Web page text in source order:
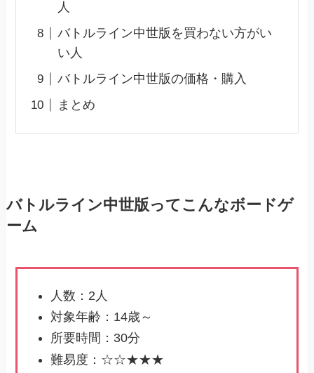
人
バトルライン中世版を買わない方がい
い人
バトルライン中世版の価格・購入
まとめ
バトルライン中世版ってこんなボードゲ
ーム
人数：2人
対象年齢：14歳～
所要時間：30分
難易度：☆☆★★★